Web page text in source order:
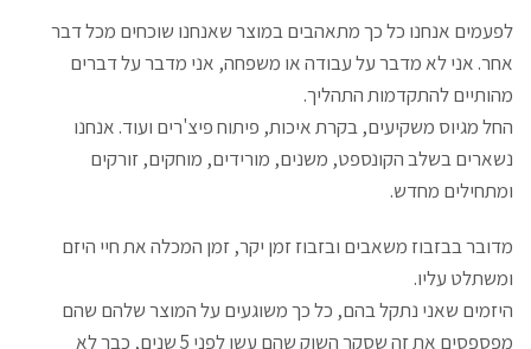
לפעמים אנחנו כל כך מתאהבים במוצר שאנחנו שוכחים מכל דבר
אחר. אני לא מדבר על עבודה או משפחה, אני מדבר על דברים
מהותיים להתקדמות התהליך.
החל מגיוס משקיעים, בקרת איכות, פיתוח פיצ'רים ועוד. אנחנו
נשארים בשלב הקונספט, משנים, מורידים, מוחקים, זורקים
ומתחילים מחדש.
מדובר בבזבוז משאבים ובזבוז זמן יקר, זמן המכלה את חיי היזם
ומשתלט עליו.
היזמים שאני נתקל בהם, כל כך משוגעים על המוצר שלהם שהם
מפספסים את זה שסקר השוק שהם עשו לפני 5 שנים, כבר לא